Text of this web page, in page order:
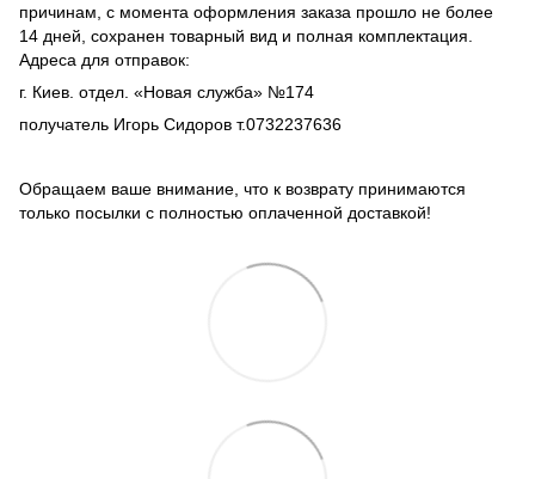
причинам, с момента оформления заказа прошло не более
14 дней, сохранен товарный вид и полная комплектация.
Адреса для отправок:
г. Киев. отдел. «Новая служба» №174
получатель Игорь Сидоров т.0732237636
Обращаем ваше внимание, что к возврату принимаются
только посылки с полностью оплаченной доставкой!